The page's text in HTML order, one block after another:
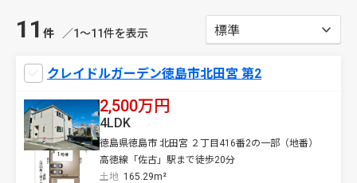
11 件 ／1〜11件を表示
クレイドルガーデン徳島市北田宮 第2
2,500万円
徳島県徳島市 北田宮 ２丁目416番2の一部（地番）
高徳線「佐古」駅まで徒歩20分
土地 165.29m²
4LDK